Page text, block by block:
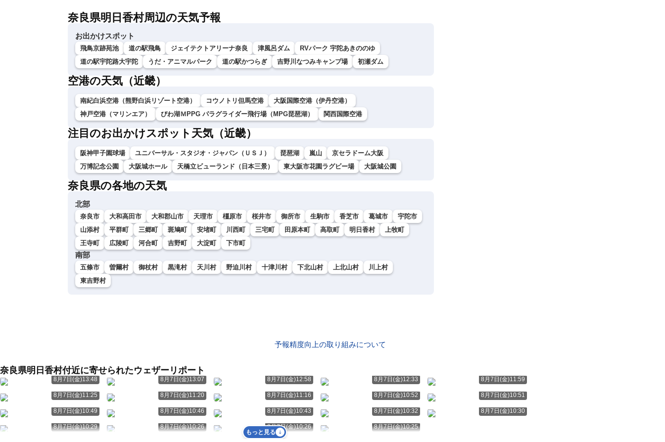
奈良県明日香村周辺の天気予報
お出かけスポット
飛鳥京跡苑池 道の駅飛鳥 ジェイテクトアリーナ奈良 津風呂ダム
RVパーク 宇陀あきののゆ
道の駅宇陀路大宇陀
うだ・アニマルパーク 道の駅かつらぎ 吉野川なつみキャンプ場 初瀬ダム
空港の天気（近畿）
南紀白浜空港（熊野白浜リゾート空港） コウノトリ但馬空港
大阪国際空港（伊丹空港）
神戸空港（マリンエア）
びわ湖ＭPPG パラグライダー飛行場（MPG琵琶湖） 関西国際空港
注目のお出かけスポット天気（近畿）
阪神甲子園球場 ユニバーサル・スタジオ・ジャパン（ＵＳＪ） 琵琶湖 嵐山
京セラドーム大阪
万博記念公園
大阪城ホール 天橋立ビューランド（日本三景） 東大阪市花園ラグビー場 大阪城公園
奈良県の各地の天気
北部
奈良市 大和高田市 大和郡山市 天理市 橿原市 桜井市 御所市 生駒市 香芝市 葛城市
宇陀市
山添村
平群町 三郷町 斑鳩町 安堵町 川西町 三宅町 田原本町 高取町 明日香村
上牧町
王寺町
広陵町 河合町 吉野町 大淀町 下市町
南部
五條市 曽爾村 御杖村 黒滝村 天川村 野迫川村 十津川村 下北山村 上北山村
川上村
東吉野村
予報精度向上の取り組みについて
奈良県明日香村付近に寄せられたウェザーリポート
8月7日(金)13:48 8月7日(金)13:07 8月7日(金)12:58 8月7日(金)12:33 8月7日(金)11:59
8月7日(金)11:25 8月7日(金)11:20 8月7日(金)11:16 8月7日(金)10:52 8月7日(金)10:51
8月7日(金)10:49 8月7日(金)10:46 8月7日(金)10:43 8月7日(金)10:32 8月7日(金)10:30
8月7日(金)10:29 8月7日(金)10:26 8月7日(金)10:26 8月7日(金)10:25
もっと見る